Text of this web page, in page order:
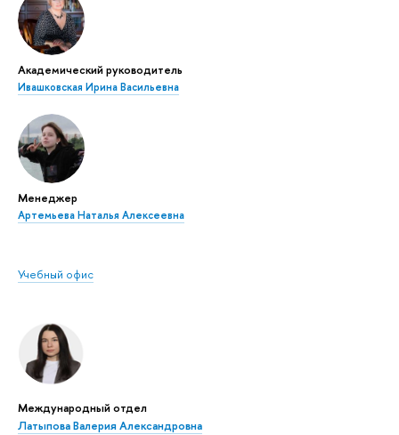
Академический руководитель
Ивашковская Ирина Васильевна
Менеджер
Артемьева Наталья Алексеевна
Учебный офис
Международный отдел
Латыпова Валерия Александровна